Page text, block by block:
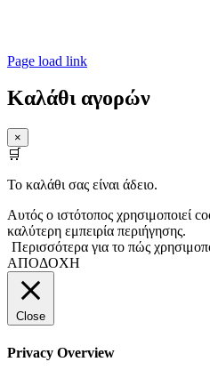
Page load link
Καλάθι αγορών
×
🛒
Το καλάθι σας είναι άδειο.
Αυτός ο ιστότοπος χρησιμοποιεί
καλύτερη εμπειρία περιήγησης.
Περισσότερα για το πώς
ΑΠΟΔΟΧΗ
Close
Privacy Overview